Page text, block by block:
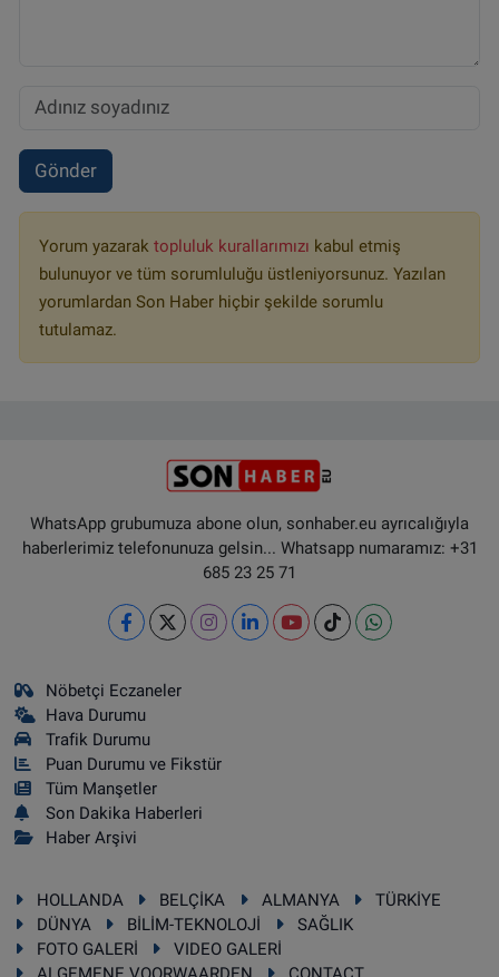
Gönder
Yorum yazarak topluluk kurallarımızı kabul etmiş
bulunuyor ve tüm sorumluluğu üstleniyorsunuz. Yazılan
yorumlardan Son Haber hiçbir şekilde sorumlu
tutulamaz.
WhatsApp grubumuza abone olun, sonhaber.eu ayrıcalığıyla
haberlerimiz telefonunuza gelsin... Whatsapp numaramız: +31
685 23 25 71
Nöbetçi Eczaneler
Hava Durumu
Trafik Durumu
Puan Durumu ve Fikstür
Tüm Manşetler
Son Dakika Haberleri
Haber Arşivi
HOLLANDA BELÇİKA ALMANYA
TÜRKİYE
DÜNYA
BİLİM-TEKNOLOJİ
SAĞLIK
FOTO GALERİ
VIDEO GALERİ